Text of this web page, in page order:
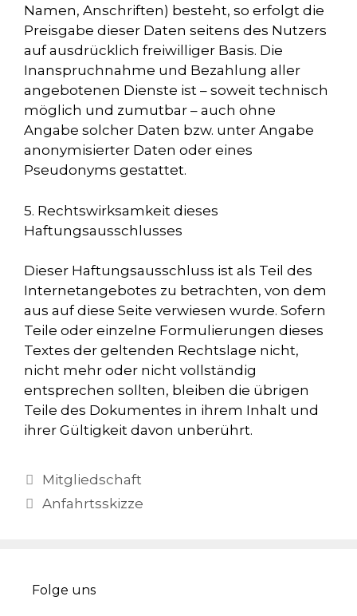
Namen, Anschriften) besteht, so erfolgt die
Preisgabe dieser Daten seitens des Nutzers
auf ausdrücklich freiwilliger Basis. Die
Inanspruchnahme und Bezahlung aller
angebotenen Dienste ist – soweit technisch
möglich und zumutbar – auch ohne
Angabe solcher Daten bzw. unter Angabe
anonymisierter Daten oder eines
Pseudonyms gestattet.
5. Rechtswirksamkeit dieses
Haftungsausschlusses
Dieser Haftungsausschluss ist als Teil des
Internetangebotes zu betrachten, von dem
aus auf diese Seite verwiesen wurde. Sofern
Teile oder einzelne Formulierungen dieses
Textes der geltenden Rechtslage nicht,
nicht mehr oder nicht vollständig
entsprechen sollten, bleiben die übrigen
Teile des Dokumentes in ihrem Inhalt und
ihrer Gültigkeit davon unberührt.
Mitgliedschaft
Anfahrtsskizze
Folge uns